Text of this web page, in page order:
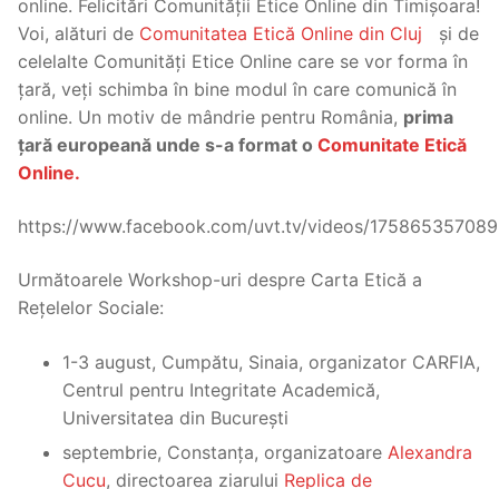
online. Felicitări Comunității Etice Online din Timișoara!
Voi, alături de Comunitatea Etică Online din Cluj și de
celelalte Comunități Etice Online care se vor forma în
țară, veți schimba în bine modul în care comunică în
online. Un motiv de mândrie pentru România, prima
țară europeană unde s-a format o Comunitate Etică
Online.
https://www.facebook.com/uvt.tv/videos/
Următoarele Workshop-uri despre Carta Etică a
Rețelelor Sociale:
1-3 august, Cumpătu, Sinaia, organizator CARFIA,
Centrul pentru Integritate Academică,
Universitatea din București
septembrie, Constanța, organizatoare Alexandra
Cucu, directoarea ziarului Replica de